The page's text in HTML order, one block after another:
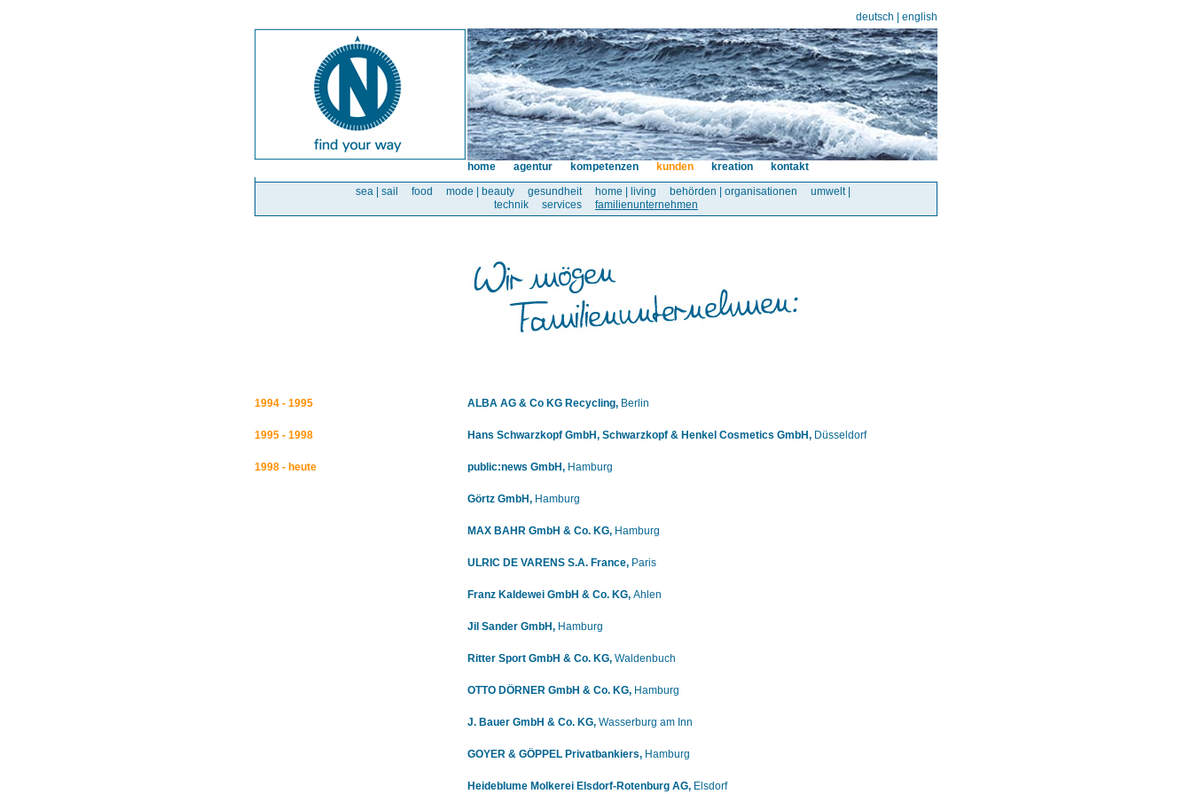
sea | sail food mode | beauty gesundheit home | living behörden | organisationen
umwelt |
technik
services familienunternehmen
deutsch english
home agentur kompetenzen kunden kreation kontakt
1994 - 1995 ALBA AG & Co KG Recycling, Berlin
1995 - 1998 Hans Schwarzkopf GmbH, Schwarzkopf & Henkel Cosmetics GmbH, Düsseldorf
1998 - heute public:news GmbH, Hamburg
Görtz GmbH, Hamburg
MAX BAHR GmbH & Co. KG, Hamburg
ULRIC DE VARENS S.A. France, Paris
Franz Kaldewei GmbH & Co. KG, Ahlen
Jil Sander GmbH, Hamburg
Ritter Sport GmbH & Co. KG, Waldenbuch
OTTO DÖRNER GmbH & Co. KG, Hamburg
J. Bauer GmbH & Co. KG, Wasserburg am Inn
GOYER & GÖPPEL Privatbankiers, Hamburg
Heideblume Molkerei Elsdorf-Rotenburg AG, Elsdorf